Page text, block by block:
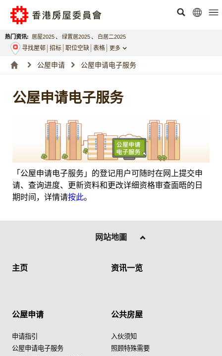
热门资讯: 居屋2025、 绿置居2025、 白居二2025
寻找屋邨 招标 职位空缺 表格 更多
公屋申请 公屋申请电子服务
公屋申请电子服务
「公屋申请电子服务」的登记用户可随时在网上提交申
请、查询进度、更新资料和更改详细资格审查面晤的日
期时间，详情请按此。
网站地圖
主页 资讯一览
公屋申请
申请指引
公屋申请电子服务
公共房屋
入伙须知
照顾特殊需要